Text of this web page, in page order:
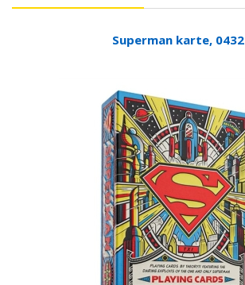
Superman karte, 0432